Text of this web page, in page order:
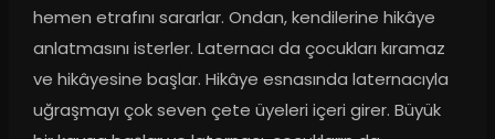
hemen etrafını sararlar. Ondan, kendilerine hikâye
anlatmasını isterler. Laternacı da çocukları kıramaz
ve hikâyesine başlar. Hikâye esnasında laternacıyla
uğraşmayı çok seven çete üyeleri içeri girer. Büyük